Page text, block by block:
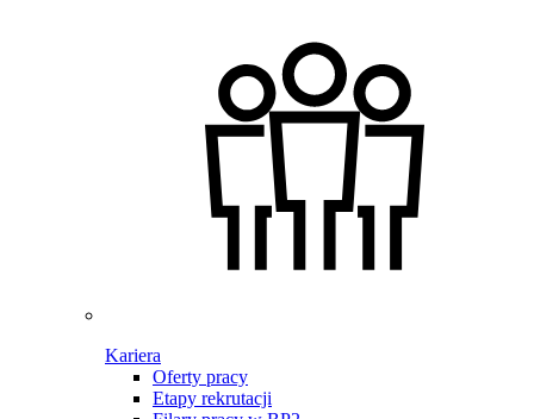
Kariera
Oferty pracy
Etapy rekrutacji